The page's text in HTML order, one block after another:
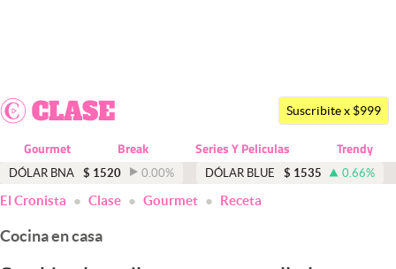
Dólar
Economía y Política
Finanzas y Mercados
Mercados Online
Suscribite x $999
Gourmet Break Series Y Peliculas Trendy
DÓLAR BNA $ 1520 0.00% DÓLAR BLUE $ 1535 0.66%
El Cronista Clase Gourmet Receta
Cocina en casa